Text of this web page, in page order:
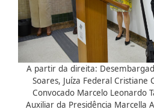
A partir da direita:
Soares, Juíza Federal Cristiane
Convocado Marcelo Leonardo
Auxiliar da Presidência Marcella